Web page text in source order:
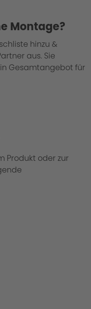
Montage?
hinzu &
aus. Sie
Gesamtangebot für
Produkt oder zur